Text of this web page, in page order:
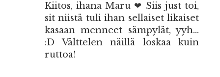
Kiitos, ihana Maru ❤ Siis just toi,
sit niistä tuli ihan sellaiset likaiset
kasaan menneet sämpylät, yyh...
:D Välttelen näillä loskaa kuin
ruttoa!